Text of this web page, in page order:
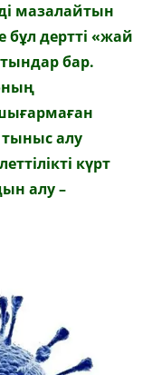
мазалайтын
бұл дертті «жай
бар.
алу
күрт
алу –